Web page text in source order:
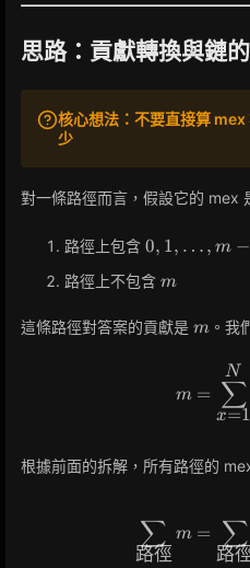
思路：貢獻轉換與鏈
核心想法：不要直接算
少
對一條路徑而言，假設它的 mex
路徑上包含 0, 1,
m-1
0, 1, … , m −
路徑上不包含 m
m
這條路徑對答案的貢獻是 m
m 。我
m =
x=1
∑
N
根據前面的拆解，所有路徑的
路徑
∑ m =
路
∑